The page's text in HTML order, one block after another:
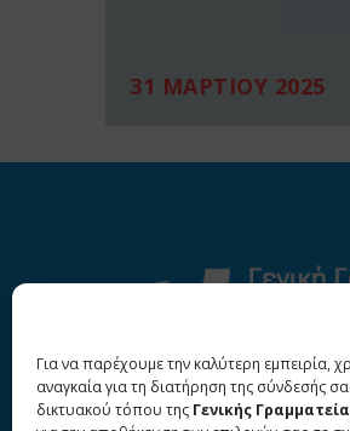
Για να παρέχουμε την καλύτερη εμπειρία,
αναγκαία για τη διατήρηση της σύνδεσής
δικτυακού τόπου της Γενικής
31 ΜΑΡΤΙΟΥ 2025